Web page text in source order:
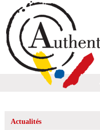
Actualités